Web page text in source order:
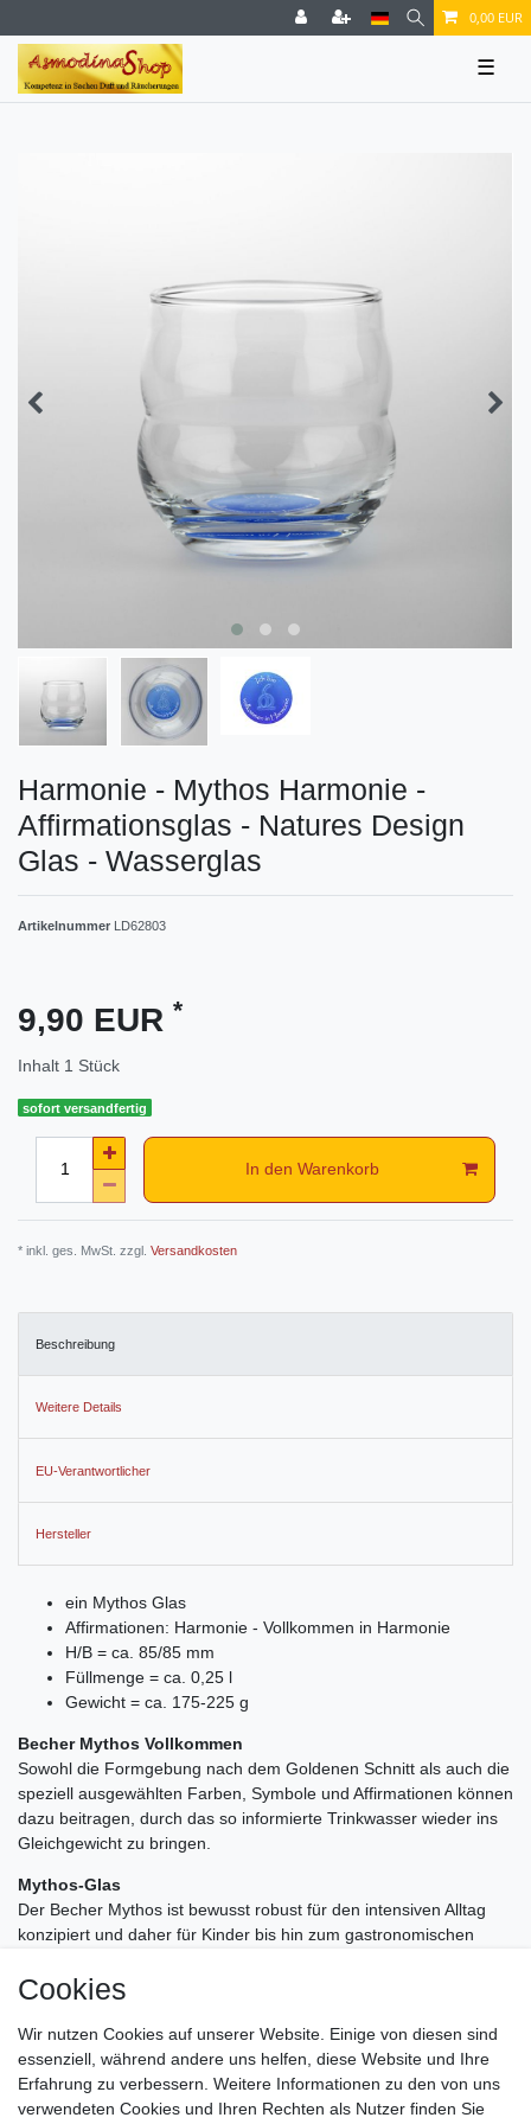
0,00 EUR
☰
Harmonie - Mythos Harmonie -
Affirmationsglas - Natures Design
Glas - Wasserglas
Artikelnummer LD62803
9,90 EUR *
Inhalt 1 Stück
sofort versandfertig
In den Warenkorb
* inkl. ges. MwSt. zzgl. Versandkosten
Beschreibung
Weitere Details
EU-Verantwortlicher
Hersteller
ein Mythos Glas
Affirmationen: Harmonie - Vollkommen in Harmonie
H/B = ca. 85/85 mm
Füllmenge = ca. 0,25 l
Gewicht = ca. 175-225 g
Becher Mythos Vollkommen
Sowohl die Formgebung nach dem Goldenen Schnitt als auch die
speziell ausgewählten Farben, Symbole und Affirmationen können
dazu beitragen, durch das so informierte Trinkwasser wieder ins
Gleichgewicht zu bringen.
Mythos-Glas
Der Becher Mythos ist bewusst robust für den intensiven Alltag
konzipiert und daher für Kinder bis hin zum gastronomischen
Becher Mythos nie ganz umfallen kann, sondern sich
Herz-Chakra oder 4. Chakra eingebrannt. Dort kommt unsere
Liebe zum Ausdruck. Ist es offen und ausgeglichen, zeigen wir
uns anderen gegenüber mitfühlend, liebevoll, herzlich und
freundlich. Die Fähigkeit zu harmonischen Beziehungen ist
Cookies
Wir nutzen Cookies auf unserer Website. Einige von diesen sind
essenziell, während andere uns helfen, diese Website und Ihre
Erfahrung zu verbessern. Weitere Informationen zu den von uns
verwendeten Cookies und Ihren Rechten als Nutzer finden Sie